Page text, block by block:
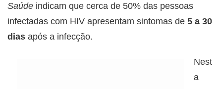
Saúde indicam que cerca de 50% das pessoas
infectadas com HIV apresentam sintomas de 5 a 30
dias após a infecção.
Nest
a